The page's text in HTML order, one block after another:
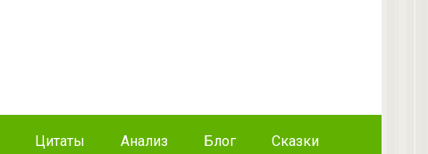
Цитаты Анализ Блог Сказки